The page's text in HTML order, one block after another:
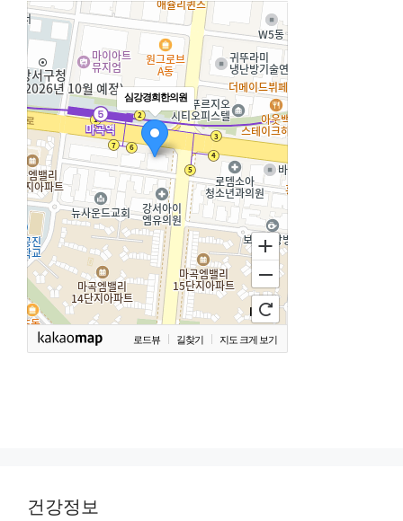
심강경희한의원
로드뷰 길찾기 지도 크게 보기
건강정보